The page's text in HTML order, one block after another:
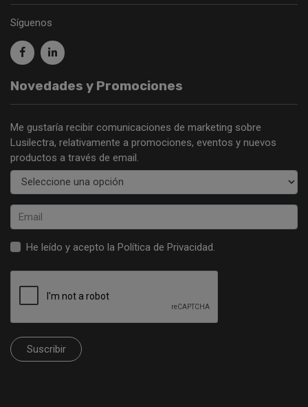
Síguenos
Novedades y Promociones
Me gustaría recibir comunicaciones de marketing sobre
Lusilectra, relativamente a promociones, eventos y nuevos
productos a través de email.
He leído y acepto la Política de Privacidad
Suscribir